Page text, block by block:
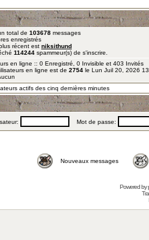
total de 103678 messages
enregistrés
récent est niksithund
114244 spammeur(s) de s'inscrire.
en ligne :: 0 Enregistré, 0 Invisible et 403
en ligne est de 2754 le Lun Juil 20, 2026
actifs des cinq dernières minutes
Mot de passe:
Nouveaux messages
Powered by